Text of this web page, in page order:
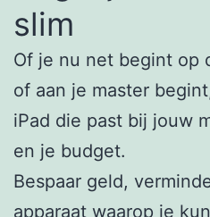
slim
Of je nu net begint op
of aan je master
iPad die past bij jouw
en je budget.
Bespaar geld,
apparaat waarop je